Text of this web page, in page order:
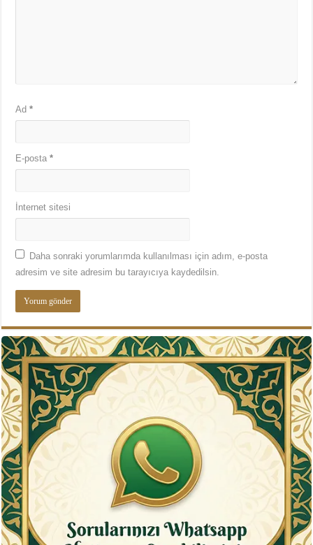
Ad*
E-posta*
İnternet sitesi
Daha sonraki yorumlarımda kullanılması için adım, e-posta
adresim ve site adresim bu tarayıcıya kaydedilsin.